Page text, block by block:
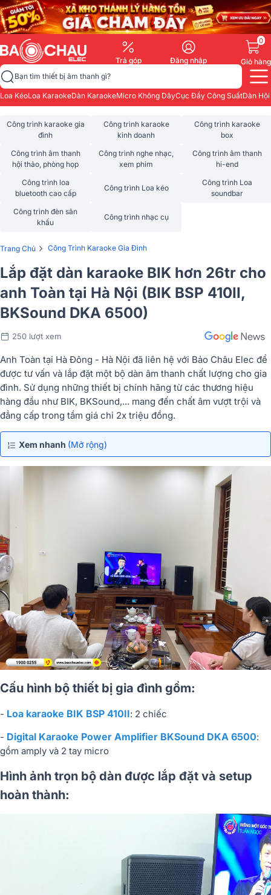
Trả góp Đăng nhập
0
Giỏ hàng
Bạn tìm thiết bị âm thanh gì?
Loa KéoLoa KaraokeDàn KaraokeMicro Không DâyCục Đẩy Công SuấtDàn
Công trình karaoke gia
đình
Công trình karaoke
kinh doanh
Công trình karaoke
box
Công trình âm thanh
hội thảo, phòng họp
Công trình nghe nhạc,
xem phim
Công trình âm thanh
hi-end
Công trình loa
bluetooth cao cấp
Công trình Loa kéo
Công trình Loa
soundbar
Công trình đèn sân
khấu
Công trình nhạc cụ
Trang Chủ › Công Trình Karaoke Gia Đình
Lắp đặt dàn karaoke BIK hơn 26tr cho
anh Toàn tại Hà Nội (BIK BSP 410II,
BKSound DKA 6500)
250 lượt xem
Anh Toàn tại Hà Đông - Hà Nội đã liên hệ với Bảo Châu Elec để
được tư vấn và lắp đặt một bộ dàn âm thanh chất lượng cho gia
đình. Sử dụng những thiết bị chính hãng từ các thương hiệu
hàng đầu như BIK, BKSound,... mang đến chất âm vượt trội và
đẳng cấp trong tầm giá chỉ 2x triệu đồng.
Xem nhanh (Mở rộng)
Cấu hình bộ thiết bị gia đình gồm:
- Loa karaoke BIK BSP 410II: 2 chiếc
- Digital Karaoke Power Amplifier BKSound DKA 6500:
gồm amply và 2 tay micro
Hình ảnh trọn bộ dàn được lắp đặt và setup
hoàn thành: